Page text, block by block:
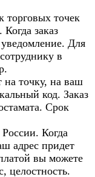
торговых точек
заказ
Для
в
на точку, на ваш
код. Заказ
Срок
Когда
адрес придет
вы можете
целостность.